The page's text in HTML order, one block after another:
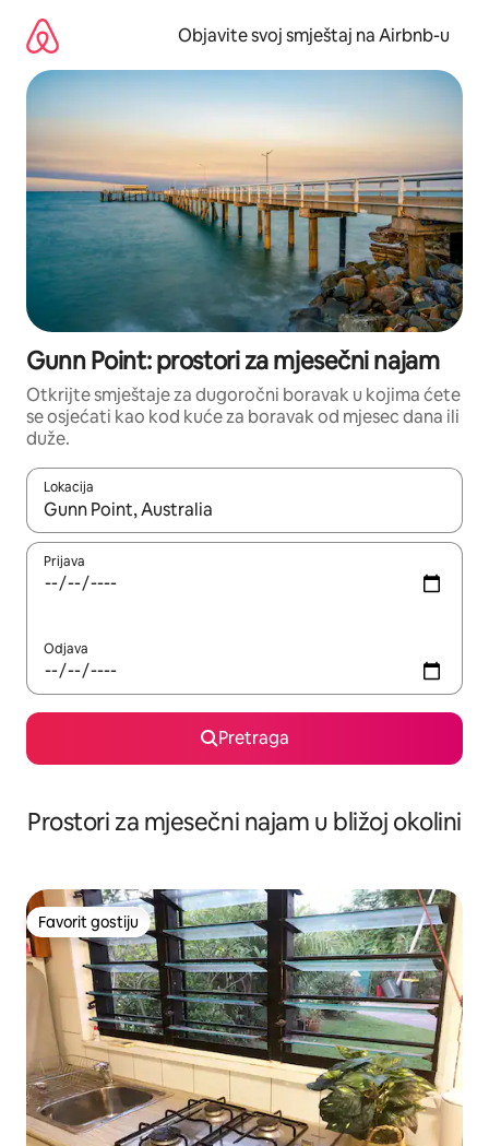
sadržaj
Objavite svoj smještaj na Airbnb-u
Gunn Point: prostori za mjesečni najam
Otkrijte smještaje za dugoročni boravak u kojima ćete
se osjećati kao kod kuće za boravak od mjesec dana ili
duže.
Lokacija
Kad su rezultati dostupni, možete da se krećete kroz njih
Prijava
Odjava
Pretraga
Prostori za mjesečni najam u bližoj okolini
Favorit gostiju
Favorit gostiju